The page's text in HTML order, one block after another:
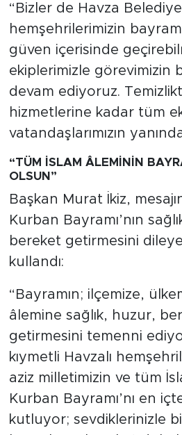
“Bizler de Havza
hemşehrilerimizin
güven içerisinde
ekiplerimizle görevimizin
devam ediyoruz.
hizmetlerine kadar tüm
vatandaşlarımızın
“TÜM İSLAM ÂLEMİNİN
OLSUN”
Başkan Murat İkiz,
Kurban Bayramı’nın
bereket getirmesini
kullandı:
“Bayramın; ilçemize,
âlemine sağlık, huzur,
getirmesini temenni
kıymetli Havzalı
aziz milletimizin ve tüm
Kurban Bayramı’nı en
kutluyor; sevdiklerinizle